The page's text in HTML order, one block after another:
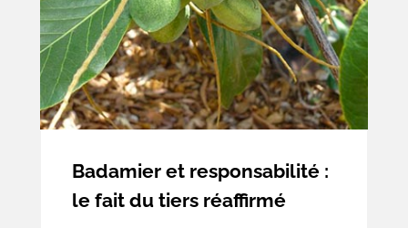
Badamier et responsabilité :
le fait du tiers réaffirmé